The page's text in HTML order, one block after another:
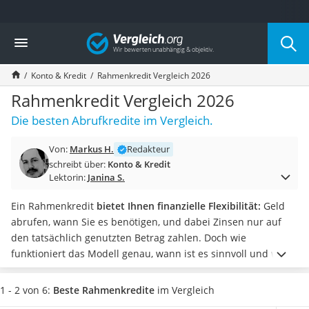
Die beliebtesten Vergleiche nach Kategorie
Finanzen
Silbermünze
Hardware-Wallet
Wohnmobilversicherung
E-Scooter-Versicherung
Münzkapseln
Wohnwagenversicherung
Mietkautionskonto
Goldbarren 1 g
Pferde-OP-Versicherung
Geräteversicherung
Brillenversicherung
Kinderkonto
Krypto-Wallet
Vergleich
Konto & Kredit Rahmenkredit Vergleich 2026
Rahmenkredit Vergleich 2026
Die besten Abrufkredite im Vergleich.
Von: Markus H.
Redakteur
schreibt über: Konto & Kredit
Lektorin: Janina S.
Ein Rahmenkredit bietet Ihnen finanzielle Flexibilität: Geld
abrufen, wann Sie es benötigen, und dabei Zinsen nur auf
den tatsächlich genutzten Betrag zahlen. Doch wie
funktioniert das Modell genau, wann ist es sinnvoll und worin
unterscheidet es sich von Raten- und Dispokrediten?Unsere
Vergleichstabelle zeigt Ihnen die wichtigsten Anbieter und im
1 - 2 von 6: Beste Rahmenkredite im Vergleich